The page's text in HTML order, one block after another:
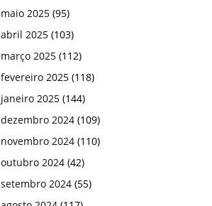
maio 2025 (95)
abril 2025 (103)
março 2025 (112)
fevereiro 2025 (118)
janeiro 2025 (144)
dezembro 2024 (109)
novembro 2024 (110)
outubro 2024 (42)
setembro 2024 (55)